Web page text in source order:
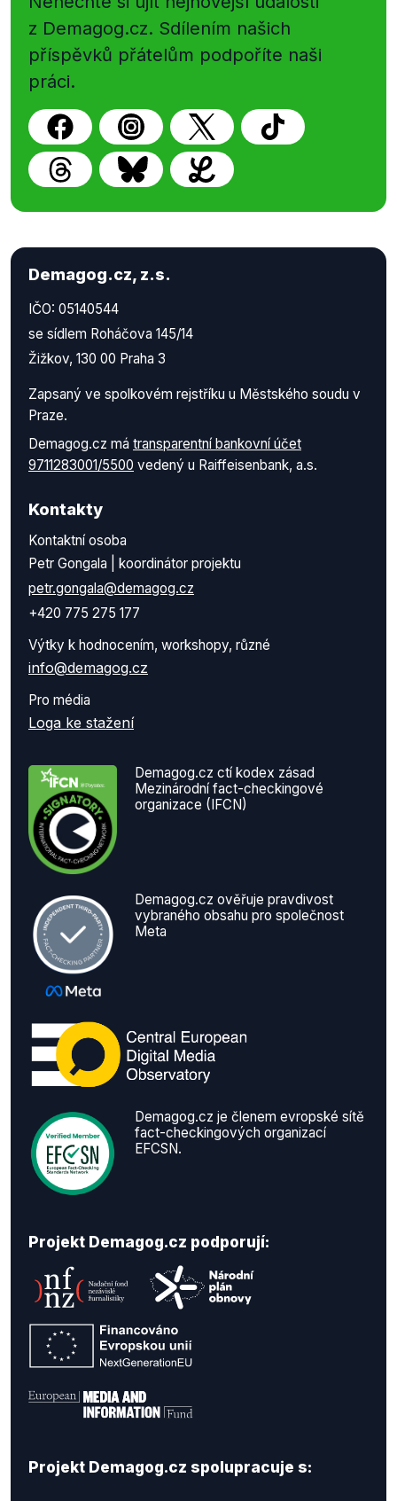
z Demagog.cz. Sdílením našich
příspěvků přátelům podpoříte naši
práci.
Demagog.cz, z.s.
IČO: 05140544
se sídlem Roháčova 145/14
Žižkov, 130 00 Praha 3
Zapsaný ve spolkovém rejstříku u Městského soudu v
Praze.
Demagog.cz má transparentní bankovní účet
9711283001/5500 vedený u Raiffeisenbank, a.s.
Kontakty
Kontaktní osoba
Petr Gongala | koordinátor projektu
petr.gongala@demagog.cz
+420 775 275 177
Výtky k hodnocením, workshopy, různé
info@demagog.cz
Pro média
Loga ke stažení
Demagog.cz ctí kodex zásad
Mezinárodní fact-checkingové
organizace (IFCN)
Demagog.cz ověřuje pravdivost
vybraného obsahu pro společnost
Meta
Demagog.cz je členem evropské sítě
fact-checkingových organizací
EFCSN.
Projekt Demagog.cz podporují:
Projekt Demagog.cz spolupracuje s: